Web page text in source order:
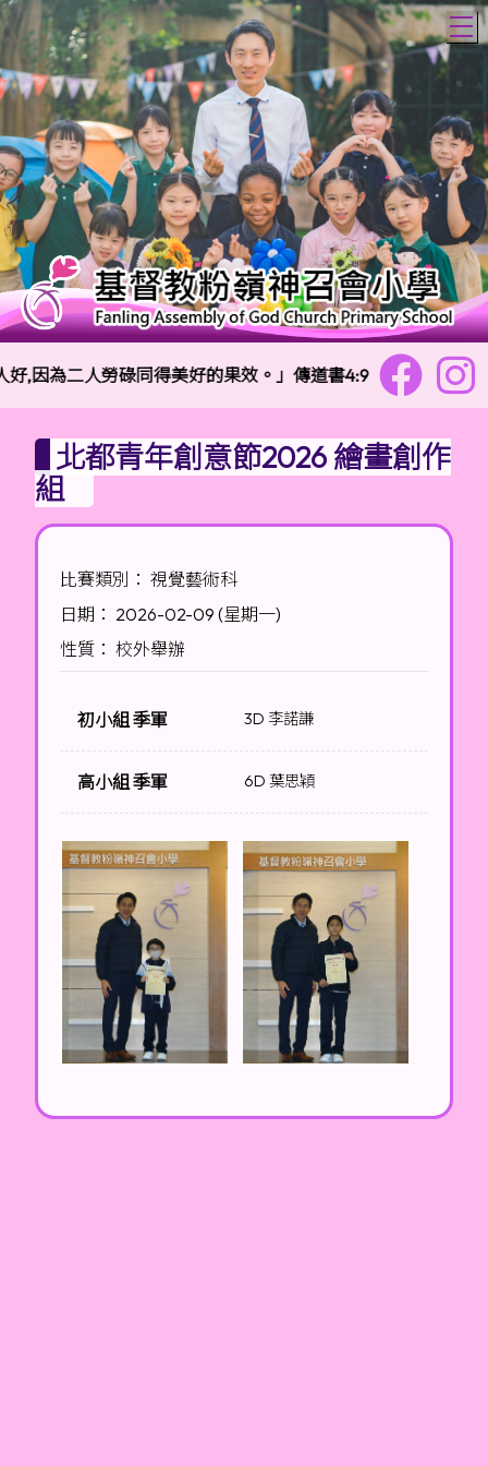
,因為二人勞碌同得美好的果效。」傳道書4:9 校
北都青年創意節2026 繪畫創作
組
比賽類別： 視覺藝術科
日期： 2026-02-09 (星期一)
性質： 校外舉辦
初小組 季軍 3D 李諾謙
高小組 季軍 6D 葉思穎